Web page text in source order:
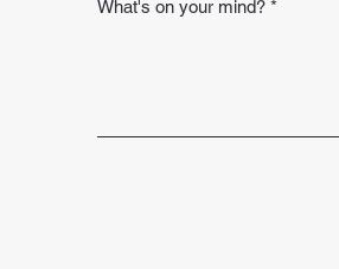
What's on your mind? *